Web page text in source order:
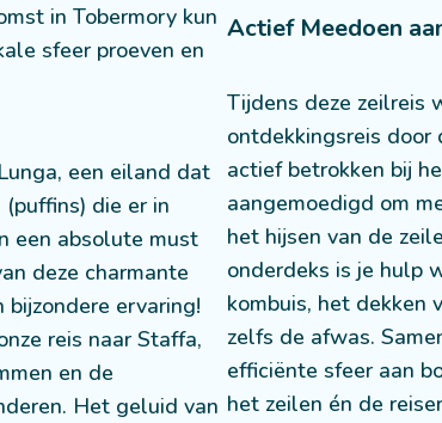
in Tobermory kun
sfeer proeven en
een eiland dat
die er in
een absolute must
deze charmante
ervaring!
reis naar Staffa,
en de
Het geluid van
Actief Meedoen
Tijdens deze zeilreis
ontdekkingsreis door
actief betrokken bij
aangemoedigd om
het hijsen van de
onderdeks is je hulp
kombuis, het dekken
zelfs de afwas.
efficiënte sfeer aan
het zeilen én de